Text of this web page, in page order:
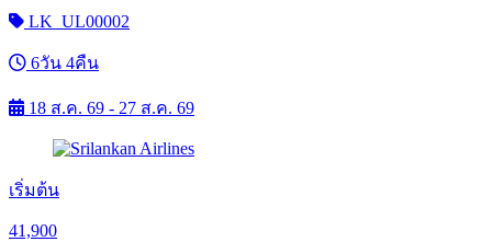
LK_UL00002
6วัน 4คืน
18 ส.ค. 69 - 27 ส.ค. 69
เริ่มต้น
41,900